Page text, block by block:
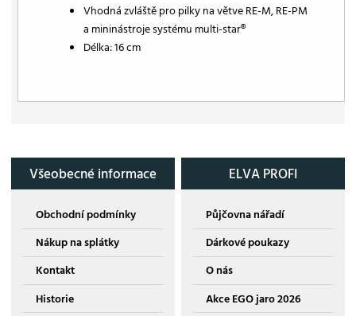
Vhodná zvláště pro pilky na větve RE-M, RE-PM
a mininástroje systému multi-star®
Délka: 16 cm
Všeobecné informace
Obchodní podmínky
Nákup na splátky
Kontakt
Historie
ELVA PROFI
Půjčovna nářadí
Dárkové poukazy
O nás
Akce EGO jaro 2026